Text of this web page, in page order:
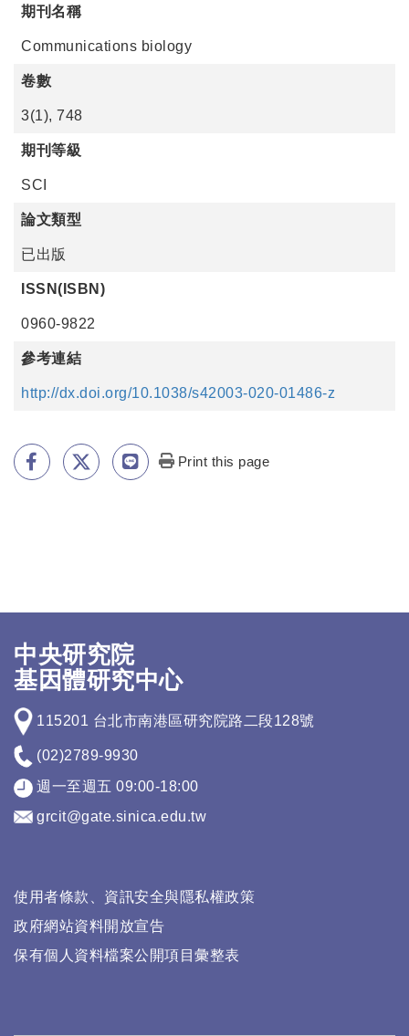
期刊名稱
Communications biology
卷數
3(1), 748
期刊等級
SCI
論文類型
已出版
ISSN(ISBN)
0960-9822
參考連結
http://dx.doi.org/10.1038/s42003-020-01486-z
Print this page
中央研究院
基因體研究中心
115201 台北市南港區研究院路二段128號
(02)2789-9930
週一至週五 09:00-18:00
grcit@gate.sinica.edu.tw
使用者條款、資訊安全與隱私權政策
政府網站資料開放宣告
保有個人資料檔案公開項目彙整表